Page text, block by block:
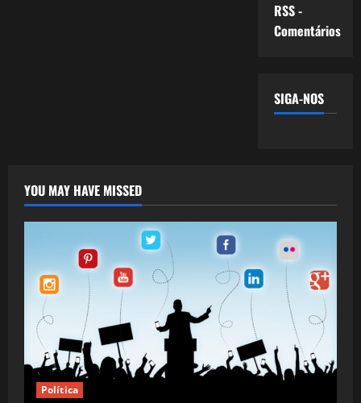
RSS -
Comentários
SIGA-NOS
YOU MAY HAVE MISSED
Política